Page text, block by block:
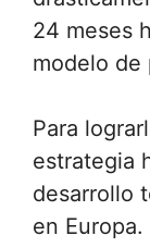
24 meses
modelo de
Para
estrategia
desarrollo
en Europa.